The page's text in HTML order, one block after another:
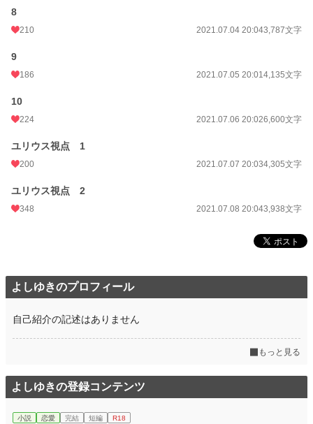
8
210 2021.07.04 20:043,787文字
9
186 2021.07.05 20:014,135文字
10
224 2021.07.06 20:026,600文字
ユリウス視点 1
200 2021.07.07 20:034,305文字
ユリウス視点 2
348 2021.07.08 20:043,938文字
よしゆきのプロフィール
自己紹介の記述はありません
もっと見る
よしゆきの登録コンテンツ
小説 恋愛 完結 短編 R18